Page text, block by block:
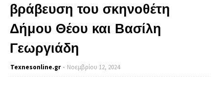
βράβευση του σκηνοθέτη
Δήμου Θέου και Βασίλη
Γεωργιάδη
Texnesοnline.gr Νοεμβρίου 12, 2024